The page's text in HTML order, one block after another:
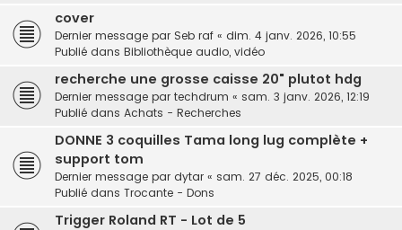
cover
Dernier message par Seb raf « dim. 4 janv. 2026, 10:55
Publié dans Bibliothèque audio, vidéo
recherche une grosse caisse 20" plutot hdg
Dernier message par techdrum « sam. 3 janv. 2026, 12:19
Publié dans Achats - Recherches
DONNE 3 coquilles Tama long lug complète +
support tom
Dernier message par dytar « sam. 27 déc. 2025, 00:18
Publié dans Trocante - Dons
Trigger Roland RT - Lot de 5